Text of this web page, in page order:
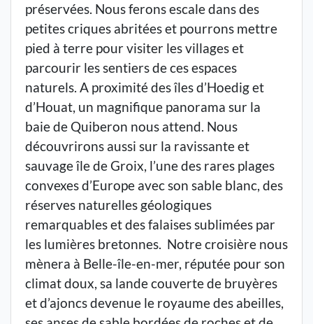
préservées. Nous ferons escale dans des
petites criques abritées et pourrons mettre
pied à terre pour visiter les villages et
parcourir les sentiers de ces espaces
naturels. A proximité des îles d’Hoedig et
d’Houat, un magnifique panorama sur la
baie de Quiberon nous attend. Nous
découvrirons aussi sur la ravissante et
sauvage île de Groix, l’une des rares plages
convexes d’Europe avec son sable blanc, des
réserves naturelles géologiques
remarquables et des falaises sublimées par
les lumières bretonnes. Notre croisière nous
mènera à Belle-île-en-mer, réputée pour son
climat doux, sa lande couverte de bruyères
et d’ajoncs devenue le royaume des abeilles,